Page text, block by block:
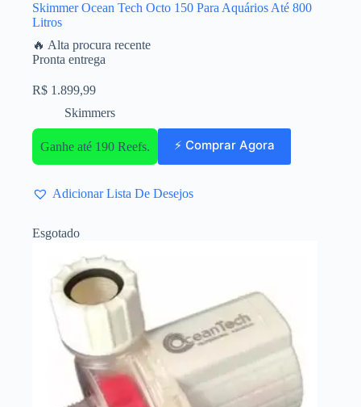
Skimmer Ocean Tech Octo 150 Para Aquários Até 800
Litros
🔥 Alta procura recente
Pronta entrega
R$ 1.899,99
Skimmers
Ganhe até 190 Reefs. ⚡ Comprar Agora
Adicionar Lista De Desejos
Esgotado